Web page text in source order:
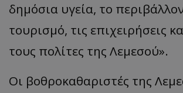
δημόσια υγεία, το
τουρισμό, τις επιχειρήσεις
τους πολίτες της Λεμεσού».
Οι βοθροκαθαριστές της